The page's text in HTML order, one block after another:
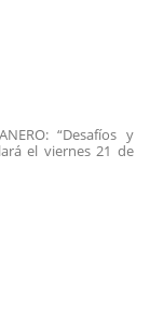
“Desafíos y
el viernes 21 de